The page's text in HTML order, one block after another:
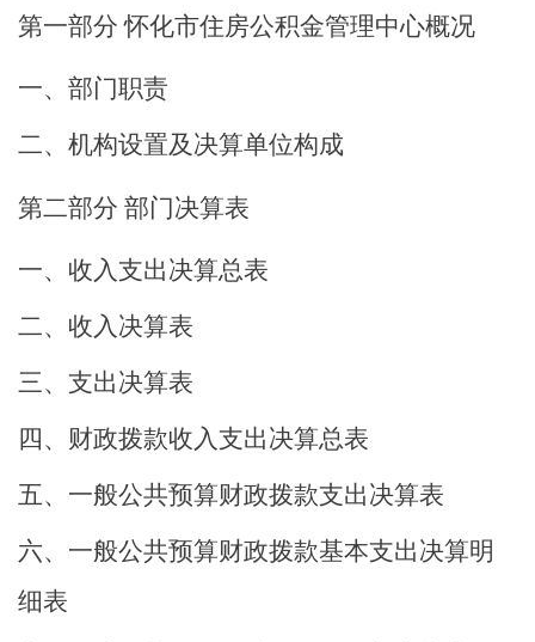
第一部分 怀化市住房公积金管理中心概况
一、部门职责
二、机构设置及决算单位构成
第二部分 部门决算表
一、收入支出决算总表
二、收入决算表
三、支出决算表
四、财政拨款收入支出决算总表
五、一般公共预算财政拨款支出决算表
六、一般公共预算财政拨款基本支出决算明
细表